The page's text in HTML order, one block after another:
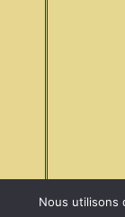
Nous utilisons